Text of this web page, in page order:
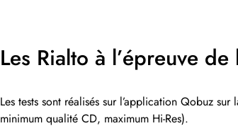
Les Rialto à l’épreuve
Les tests sont réalisés sur l’application Qobuz
minimum qualité CD, maximum Hi-Res).